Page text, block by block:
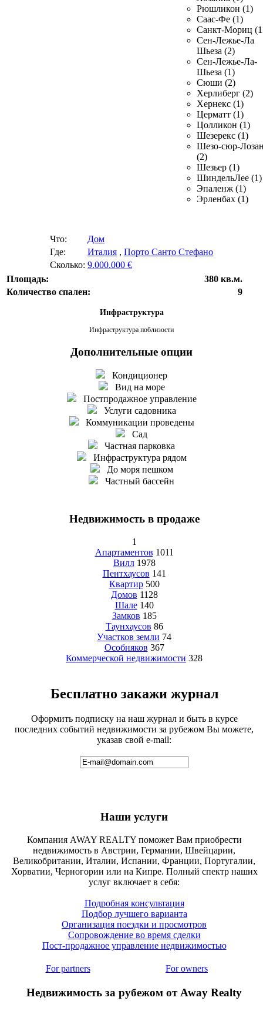
Рюшликон (1)
Саас-Фе (1)
Санкт-Мориц
Сен-Лежье-Ла
Шьеза (2)
Сен-Лежье-Ла-
Шьеза (1)
Сюши (2)
Херлиберг (2)
Хернекс (1)
Церматт (1)
Цолликон (1)
Шезерекс (1)
Шезо-сюр-
(2)
Шезьер (1)
ШиндельЛее (1)
Эпаленж (1)
Эрленбах (1)
Что:
Дом
Где:
Италия , Порто Санто Стефано
Сколько: 9.000.000 €
Площадь:
380 кв.м.
Количество спален:
9
Инфраструктура
Инфраструктура поблизости
Дополнительные опции
Кондиционер
Вид на море
Постпродажное управление
Услуги садовника
Коммуникации проведены
Сад
Частная парковка
Инфраструктура рядом
До моря пешком
Частный бассейн
Недвижимость в продаже
1
Апартаментов 1011
Вилл 1978
Пентхаусов 141
Квартир 500
Домов 1128
Шале 140
Замков 185
Таунхаусов 86
Участков земли 74
Особняков 367
Коммерческой недвижимости 328
Бесплатно закажи журнал
Оформить подписку на наш журнал и быть в курсе
последних событий недвижимости за рубежом Вы можете,
указав свой e-mail:
Наши услуги
Компания AWAY REALTY поможет Вам приобрести
недвижимость в Австрии, Германии, Швейцарии,
Великобритании, Италии, Испании, Франции, Португалии,
Хорватии, Черногории или на Кипре. Полный спектр наших
услуг включает в себя:
Подробная консультация
Подбор лучшего варианта
Организация поездки и просмотров
Сопровождение во время сделки
Пост-продажное управление недвижимостью
For partners For owners
Недвижимость за рубежом от Away Realty